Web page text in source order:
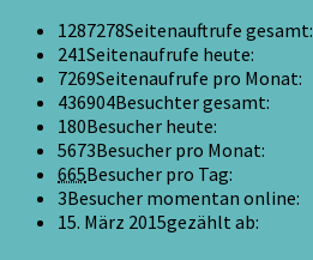
1287278Seitenauftrufe gesamt:
241Seitenaufrufe heute:
7269Seitenaufrufe pro Monat:
436904Besuchter gesamt:
180Besucher heute:
5673Besucher pro Monat:
665Besucher pro Tag:
3Besucher momentan online:
15. März 2015gezählt ab: